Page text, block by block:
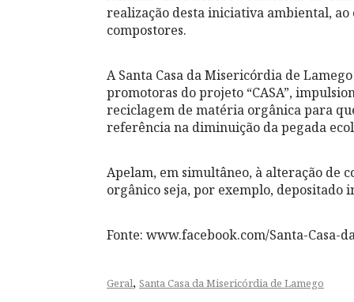
realização desta iniciativa ambiental,
compostores.
A Santa Casa da Misericórdia de
promotoras do projeto “CASA”,
reciclagem de matéria orgânica para
referência na diminuição da pegada
Apelam, em simultâneo, à alteração de
orgânico seja, por exemplo, depositado
Fonte: www.facebook.com/Santa-Casa-
Geral, Santa Casa da Misericórdia de Lamego